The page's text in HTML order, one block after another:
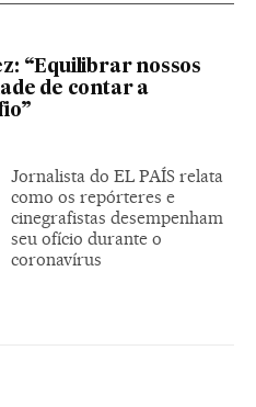
“Equilibrar nossos
de contar a
Jornalista do EL PAÍS relata
como os repórteres e
cinegrafistas desempenham
seu ofício durante o
coronavírus